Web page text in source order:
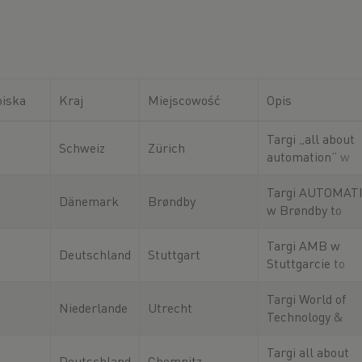
Kraj Miejscowość Opis
Schweiz Zürich
Targi „all about
automation” w
regionalne targi
poświęcone
przemysłowej,
robotyce i
Dänemark Brøndby
Targi
w Brøndby to
spotkań
specjalistów z
automatyzacji i
robotyki.
Deutschland Stuttgart
Targi AMB w
Stuttgarcie to
międzynarodowe
targi obróbki
miejsce spotkań
Niederlande Utrecht
Targi World of
Technology &
Utrechcie to
Targi all about